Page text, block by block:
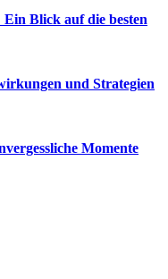
Blick auf die besten
und Strategien
Momente